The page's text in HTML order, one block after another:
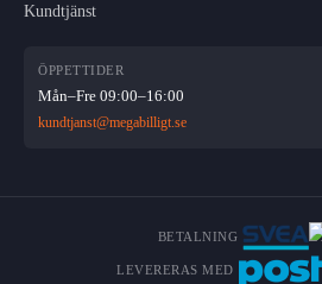
Kundtjänst
ÖPPETTIDER
Mån–Fre 09:00–16:00
kundtjanst@megabilligt.se
BETALNING
LEVERERAS MED